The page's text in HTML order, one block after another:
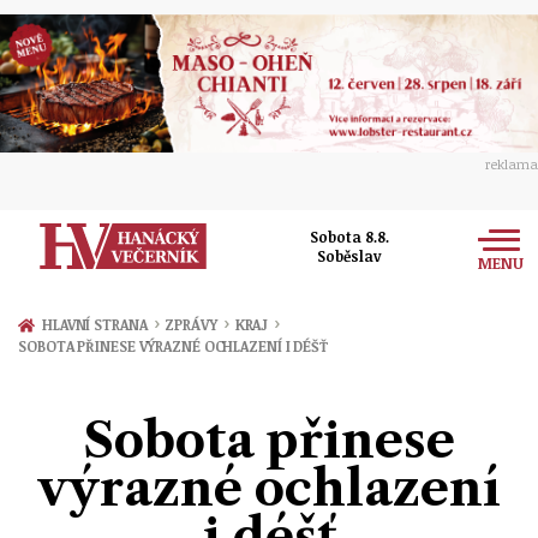
reklama
Sobota 8.8.
Soběslav
MENU
Zprávy
Prostějov
Přerov
Politika
Ekonomika
Kultura
Hudba
Společnost
Sport
HLAVNÍ STRANA › ZPRÁVY › KRAJ ›
SOBOTA PŘINESE VÝRAZNÉ OCHLAZENÍ I DÉŠŤ
Sobota přinese
výrazné ochlazení